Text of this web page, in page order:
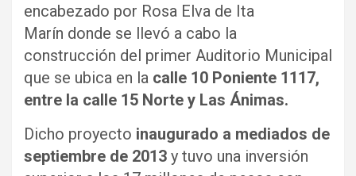
encabezado por Rosa Elva de Ita
Marín donde se llevó a cabo la
construcción del primer Auditorio Municipal
que se ubica en la calle 10 Poniente 1117,
entre la calle 15 Norte y Las Ánimas.
Dicho proyecto inaugurado a mediados de
septiembre de 2013 y tuvo una inversión